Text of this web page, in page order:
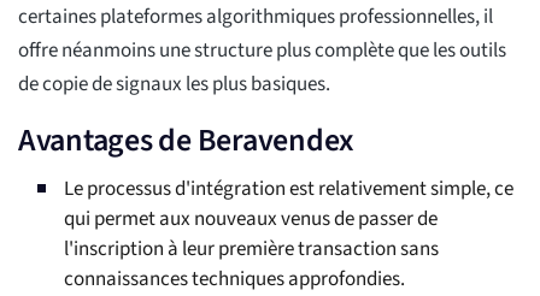
certaines plateformes algorithmiques professionnelles, il
offre néanmoins une structure plus complète que les outils
de copie de signaux les plus basiques.
Avantages de Beravendex
Le processus d'intégration est relativement simple, ce
qui permet aux nouveaux venus de passer de
l'inscription à leur première transaction sans
connaissances techniques approfondies.